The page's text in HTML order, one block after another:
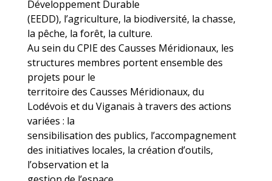
Développement Durable
(EEDD), l’agriculture, la biodiversité, la chasse,
la pêche, la forêt, la culture.
Au sein du CPIE des Causses Méridionaux, les
structures membres portent ensemble des
projets pour le
territoire des Causses Méridionaux, du
Lodévois et du Viganais à travers des actions
variées : la
sensibilisation des publics, l’accompagnement
des initiatives locales, la création d’outils,
l’observation et la